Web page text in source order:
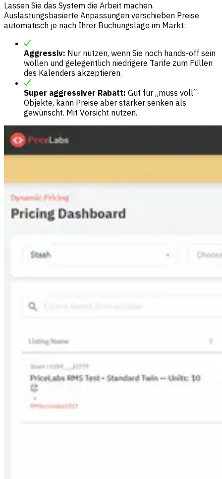
Lassen Sie das System die Arbeit machen.
Auslastungsbasierte Anpassungen verschieben Preise
automatisch je nach Ihrer Buchungslage im Markt:
Aggressiv: Nur nutzen, wenn Sie noch hands-off sein
wollen und gelegentlich niedrigere Tarife zum Füllen
des Kalenders akzeptieren.
Super aggressiver Rabatt: Gut für „muss voll“-
Objekte, kann Preise aber stärker senken als
gewünscht. Mit Vorsicht nutzen.